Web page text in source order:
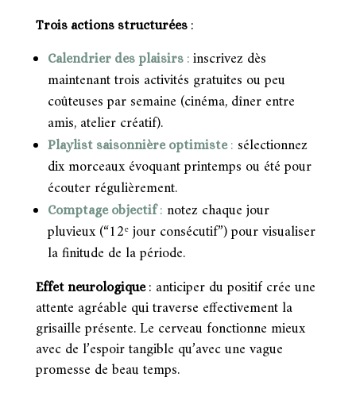
Trois actions structurées:
Calendrier des plaisirs: inscrivez dès
maintenant trois activités gratuites ou peu
coûteuses par semaine (cinéma, dîner entre
amis, atelier créatif).
Playlist saisonnière optimiste : sélectionnez
dix morceaux évoquant printemps ou été pour
écouter régulièrement.
Comptage objectif: notez chaque jour
pluvieux (“12ᵉ jour consécutif”) pour visualiser
la finitude de la période.
Effet neurologique: anticiper du positif crée une
attente agréable qui traverse effectivement la
grisaille présente. Le cerveau fonctionne mieux
avec de l’espoir tangible qu’avec une vague
promesse de beau temps.